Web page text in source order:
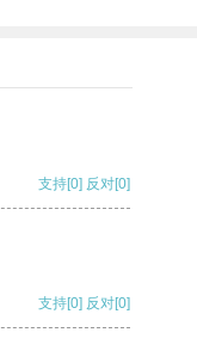
支持[0] 反对[0]
支持[0] 反对[0]